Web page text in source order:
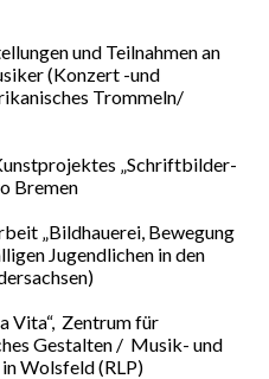
und Teilnahmen an
(Konzert -und
Trommeln/
„Schriftbilder-
Bremen
„Bildhauerei, Bewegung
Jugendlichen in den
Vita“, Zentrum für
Gestalten / Musik- und
Wolsfeld (RLP)